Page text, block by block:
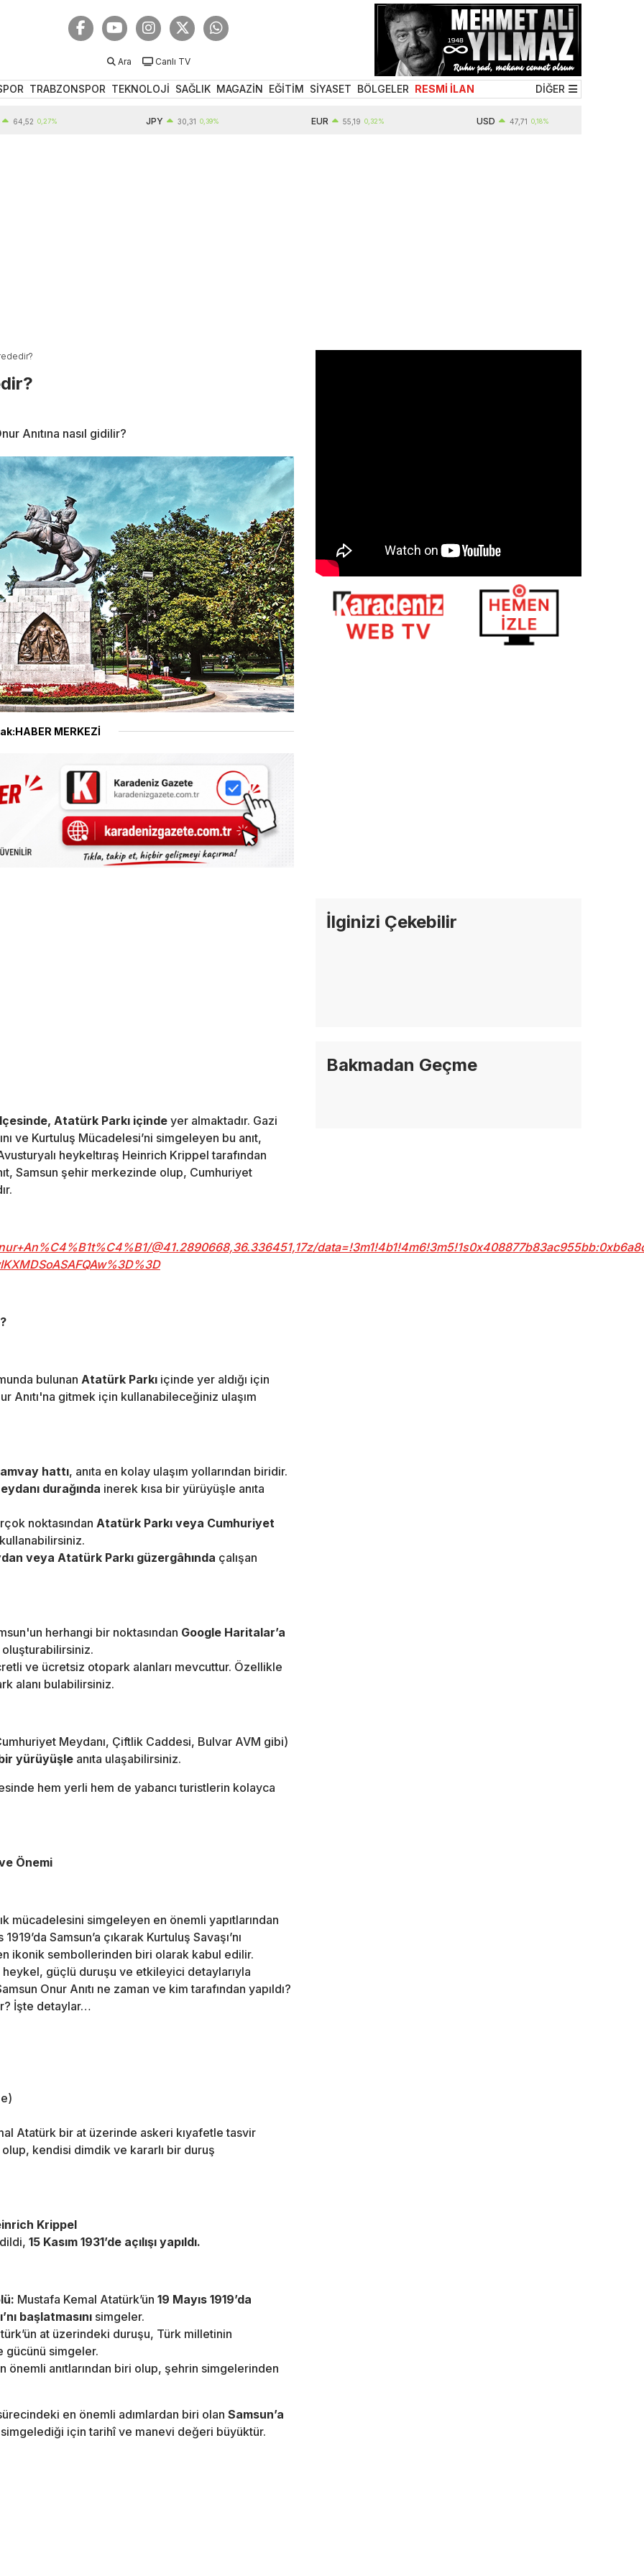
Ara Canlı TV
TRABZONSPOR TEKNOLOJİ SAĞLIK MAGAZİN EĞİTİM SİYASET BÖLGELER RESMİ İLAN DİĞER
0,27% 30,31 0,39% 55,19 0,32% 47,71 0,18%
Anıtına nasıl gidilir?
MERKEZİ
Atatürk Parkı içinde yer almaktadır. Gazi
ve Kurtuluş Mücadelesi’ni simgeleyen bu anıt,
heykeltıraş Heinrich Krippel tarafından
Samsun şehir merkezinde olup, Cumhuriyet
@41.2890668,36.336451,17z/
bulunan Atatürk Parkı içinde yer aldığı için
Anıtı'na gitmek için kullanabileceğiniz ulaşım
hattı, anıta en kolay ulaşım yollarından biridir.
durağında inerek kısa bir yürüyüşle anıta
noktasından Atatürk Parkı veya Cumhuriyet
veya Atatürk Parkı güzergâhında çalışan
herhangi bir noktasından Google Haritalar’a
ve ücretsiz otopark alanları mevcuttur. Özellikle
alanı bulabilirsiniz.
Meydanı, Çiftlik Caddesi, Bulvar AVM gibi)
yürüyüşle anıta ulaşabilirsiniz.
hem yerli hem de yabancı turistlerin kolayca
Önemi
mücadelesini simgeleyen en önemli yapıtlarından
Samsun’a çıkarak Kurtuluş Savaşı’nı
ikonik sembollerinden biri olarak kabul edilir.
güçlü duruşu ve etkileyici detaylarıyla
Onur Anıtı ne zaman ve kim tarafından yapıldı?
İşte detaylar…
Atatürk bir at üzerinde askeri kıyafetle tasvir
olup, kendisi dimdik ve kararlı bir duruş
Krippel
15 Kasım 1931’de açılışı yapıldı.
Mustafa Kemal Atatürk’ün 19 Mayıs 1919’da
başlatmasını simgeler.
at üzerindeki duruşu, Türk milletinin
gücünü simgeler.
önemli anıtlarından biri olup, şehrin simgelerinden
en önemli adımlardan biri olan Samsun’a
için tarihî ve manevi değeri büyüktür.
İlginizi Çekebilir
Bakmadan Geçme